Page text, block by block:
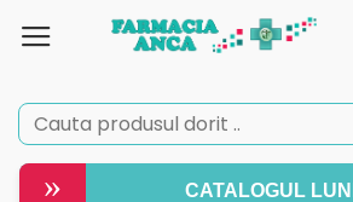
» CATALOGUL LUNII